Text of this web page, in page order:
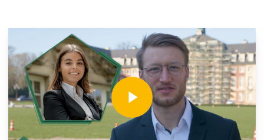
Play Video
Play Video